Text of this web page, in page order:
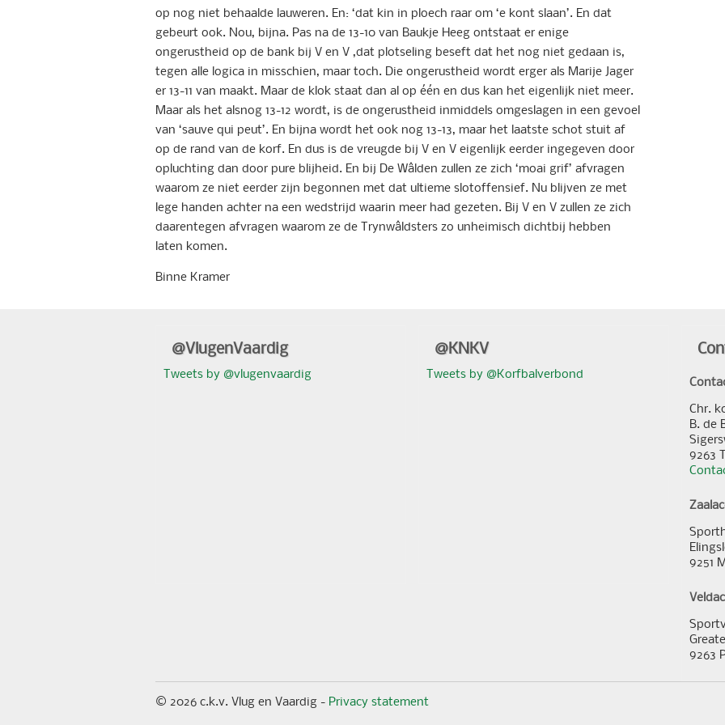
op nog niet behaalde lauweren. En: ‘dat kin in ploech raar om ‘e kont slaan’. En dat
gebeurt ook. Nou, bijna. Pas na de 13-10 van Baukje Heeg ontstaat er enige
ongerustheid op de bank bij V en V ,dat plotseling beseft dat het nog niet gedaan is,
tegen alle logica in misschien, maar toch. Die ongerustheid wordt erger als Marije Jager
er 13-11 van maakt. Maar de klok staat dan al op één en dus kan het eigenlijk niet meer.
Maar als het alsnog 13-12 wordt, is de ongerustheid inmiddels omgeslagen in een gevoel
van ‘sauve qui peut’. En bijna wordt het ook nog 13-13, maar het laatste schot stuit af
op de rand van de korf. En dus is de vreugde bij V en V eigenlijk eerder ingegeven door
opluchting dan door pure blijheid. En bij De Wâlden zullen ze zich ‘moai grif’ afvragen
waarom ze niet eerder zijn begonnen met dat ultieme slotoffensief. Nu blijven ze met
lege handen achter na een wedstrijd waarin meer had gezeten. Bij V en V zullen ze zich
daarentegen afvragen waarom ze de Trynwâldsters zo unheimisch dichtbij hebben
laten komen.
Binne Kramer
@VlugenVaardig
Tweets by @vlugenvaardig
@KNKV
Tweets by @Korfbalverbond
Chr.
B. de
9263
9251
9263
© 2026 c.k.v. Vlug en Vaardig - Privacy statement